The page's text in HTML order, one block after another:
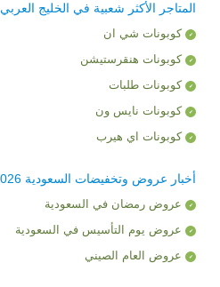
المتاجر الأكثر شعبية في الخليج العربي
كوبونات شي ان
كوبونات هنقرستيشن
كوبونات طلبات
كوبونات نايس ون
كوبونات اي هيرب
أخبار عروض وتخفيضات السعودية 2026
عروض رمضان في السعودية
عروض يوم التأسيس في السعودية
عروض العام الصيني